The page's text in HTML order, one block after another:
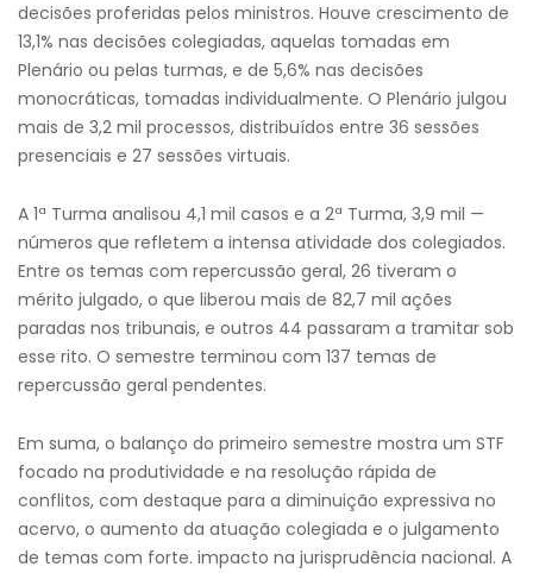
decisões proferidas pelos ministros. Houve crescimento de
13,1% nas decisões colegiadas, aquelas tomadas em
Plenário ou pelas turmas, e de 5,6% nas decisões
monocráticas, tomadas individualmente. O Plenário julgou
mais de 3,2 mil processos, distribuídos entre 36 sessões
presenciais e 27 sessões virtuais.
A 1ª Turma analisou 4,1 mil casos e a 2ª Turma, 3,9 mil —
números que refletem a intensa atividade dos colegiados.
Entre os temas com repercussão geral, 26 tiveram o
mérito julgado, o que liberou mais de 82,7 mil ações
paradas nos tribunais, e outros 44 passaram a tramitar sob
esse rito. O semestre terminou com 137 temas de
repercussão geral pendentes.
Em suma, o balanço do primeiro semestre mostra um STF
focado na produtividade e na resolução rápida de
conflitos, com destaque para a diminuição expressiva no
acervo, o aumento da atuação colegiada e o julgamento
de temas com forte. impacto na jurisprudência nacional. A